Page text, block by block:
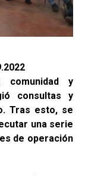
y
consultas y
Tras esto, se
una serie
de operación